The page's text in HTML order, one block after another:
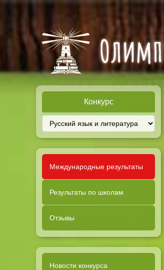
Конкурс
Международные результаты
Результаты по школам
Отзывы
Новости конкурса